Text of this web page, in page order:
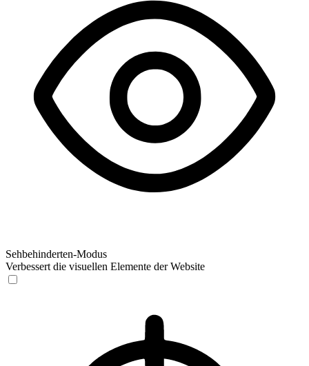
Sehbehinderten-Modus
Verbessert die visuellen Elemente der Website